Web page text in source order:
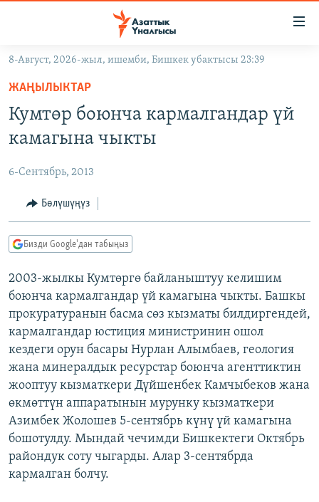
Навигацияга
өтүңүз
Издөөгө
салыңыз
КЫРГЫЗСТАН
КЫРГЫЗСТАН
ЭКОНОМИКА
МАДАНИЯТ
ДҮЙНӨ
БОРБОР АЗИЯ
АТАЙЫН ИЛИКТӨӨ
ТВ ПРОГРАММАЛАР
ЭКСПЕРТТЕР ТАЛДАЙТ
БИЗ ЖАНА ДҮЙНӨ
ЭЖЕ-СИҢДИЛЕР
АЗАТТЫК+
ЫҢГАЙСЫЗ СУРООЛОР
ӨЗГӨЧӨ ПИКИР
Русский
ОНЛАЙН ШЕРИНЕ
ЭЕ/АРнун бардык сайттары
8-Август, 2026-жыл, ишемби, Бишкек убактысы 23:39
ЖАҢЫЛЫКТАР
Кумтөр боюнча кармалгандар үй
камагына чыкты
6-Сентябрь, 2013
Бөлүшүңүз
Бизди Google'дан табыңыз
2003-жылкы Кумтөргө байланыштуу келишим
боюнча кармалгандар үй камагына чыкты. Башкы
прокуратуранын басма сөз кызматы билдиргендей,
кармалгандар юстиция министринин ошол
кездеги орун басары Нурлан Алымбаев, геология
жана минералдык ресурстар боюнча агенттиктин
жооптуу кызматкери Дүйшенбек Камчыбеков жана
өкмөттүн аппаратынын мурунку кызматкери
Азимбек Жолошев 5-сентябрь күнү үй камагына
бошотулду. Мындай чечимди Бишкектеги Октябрь
райондук соту чыгарды. Алар 3-сентябрда
кармалган болчу.